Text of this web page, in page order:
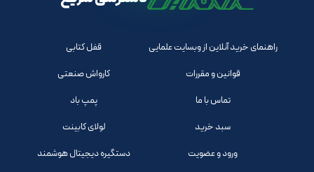
راهنمای خرید آنلاین از وبسایت علمایی
قوانین و مقررات
تماس با ما
سبد خرید
ورود و عضویت
قفل کتابی
کارواش صنعتی
پمپ باد
لولای کابینت
دستگیره دیجیتال هوشمند